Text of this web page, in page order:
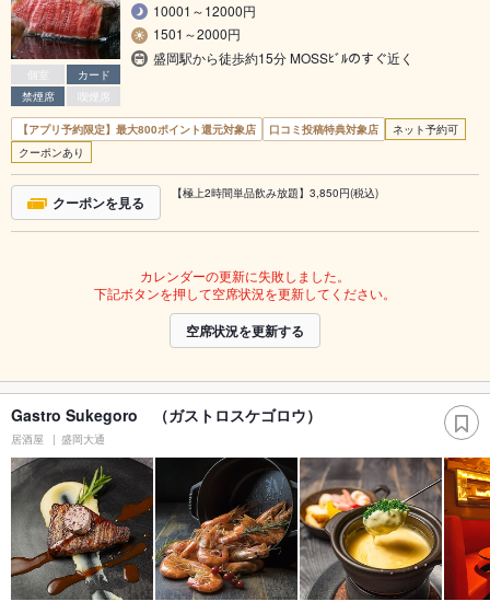
個室
カード
禁煙席
喫煙席
10001～12000円
1501～2000円
盛岡駅から徒歩約15分 MOSSﾋﾞﾙのすぐ近く
【アプリ予約限定】最大800ポイント還元対象店 口コミ投稿特典対象店
ネット予約可
クーポンあり
クーポンを見る 【極上2時間単品飲み放題】3,850円(税込)
カレンダーの更新に失敗しました。
下記ボタンを押して空席状況を更新してください。
空席状況を更新する
Gastro Sukegoro （ガストロスケゴロウ）
居酒屋 盛岡大通